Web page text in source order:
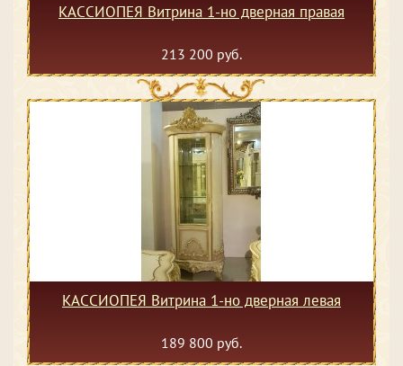
КАССИОПЕЯ Витрина 1-но дверная правая
213 200 руб.
КАССИОПЕЯ Витрина 1-но дверная левая
189 800 руб.